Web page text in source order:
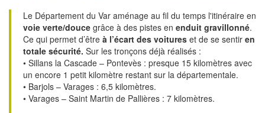
Le Département du Var aménage au fil du temps l'itinéraire en
voie verte/douce grâce à des pistes en enduit gravillonné.
Ce qui permet d’être à l’écart des voitures et de se sentir en
totale sécurité. Sur les tronçons déjà réalisés :
• Sillans la Cascade – Pontevès : presque 15 kilomètres avec
un encore 1 petit kilomètre restant sur la départementale.
• Barjols – Varages : 6,5 kilomètres.
• Varages – Saint Martin de Pallières : 7 kilomètres.